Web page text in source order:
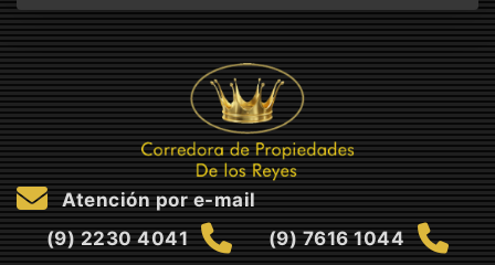
Atención por e-mail
(9) 2230 4041
(9) 7616 1044